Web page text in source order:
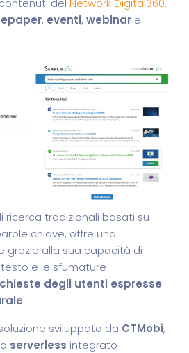
del Network Digital360,
, eventi, webinar e
ricerca tradizionali basati su
chiave, offre una
grazie alla sua capacità di
e le sfumature
degli utenti espresse
.
sviluppata da CTMobi,
serverless integrato